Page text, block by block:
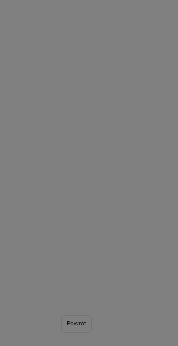
Powrót